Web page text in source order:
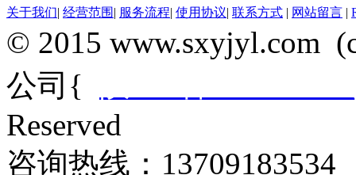
关于我们| 经营范围 | 服务流程| 使用协议| 联系方式 | 网站留言 |
© 2015 www.sxyjyl.com
公司{
Reserved
咨询热线：13709183534